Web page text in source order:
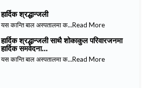
हार्दिक श्रद्धान्जली
यस कान्ति बाल अस्पतालमा क...Read More
हार्दिक श्रद्धान्जली साथै शोकाकुल परिवारजनमा
हार्दिक समवेदना...
यस कान्ति बाल अस्पतालमा क...Read More